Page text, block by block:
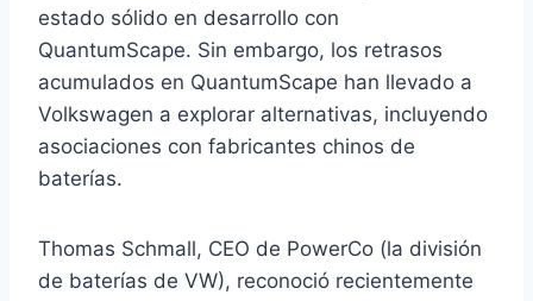
estado sólido en desarrollo con
QuantumScape. Sin embargo, los retrasos
acumulados en QuantumScape han llevado a
Volkswagen a explorar alternativas, incluyendo
asociaciones con fabricantes chinos de
baterías.
Thomas Schmall, CEO de PowerCo (la división
de baterías de VW), reconoció recientemente